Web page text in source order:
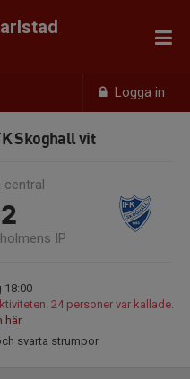
Logga in
Skoghall vit
central
IP
18:00
24 personer var kallade.
här
svarta strumpor